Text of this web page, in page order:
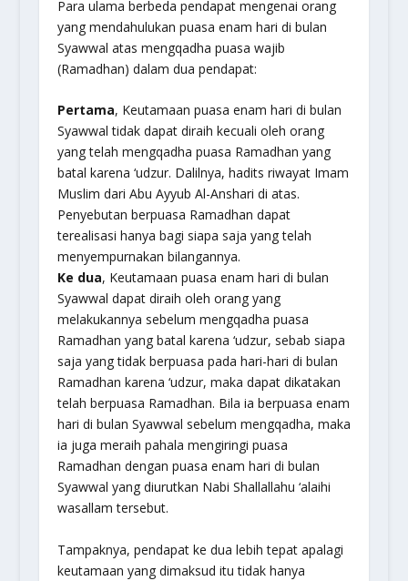
Para ulama berbeda pendapat mengenai orang
yang mendahulukan puasa enam hari di bulan
Syawwal atas mengqadha puasa wajib
(Ramadhan) dalam dua pendapat:
Pertama, Keutamaan puasa enam hari di bulan
Syawwal tidak dapat diraih kecuali oleh orang
yang telah mengqadha puasa Ramadhan yang
batal karena ‘udzur. Dalilnya, hadits riwayat Imam
Muslim dari Abu Ayyub Al-Anshari di atas.
Penyebutan berpuasa Ramadhan dapat
terealisasi hanya bagi siapa saja yang telah
menyempurnakan bilangannya.
Ke dua, Keutamaan puasa enam hari di bulan
Syawwal dapat diraih oleh orang yang
melakukannya sebelum mengqadha puasa
Ramadhan yang batal karena ‘udzur, sebab siapa
saja yang tidak berpuasa pada hari-hari di bulan
Ramadhan karena ‘udzur, maka dapat dikatakan
telah berpuasa Ramadhan. Bila ia berpuasa enam
hari di bulan Syawwal sebelum mengqadha, maka
ia juga meraih pahala mengiringi puasa
Ramadhan dengan puasa enam hari di bulan
Syawwal yang diurutkan Nabi Shallallahu ‘alaihi
wasallam tersebut.
Tampaknya, pendapat ke dua lebih tepat apalagi
keutamaan yang dimaksud itu tidak hanya